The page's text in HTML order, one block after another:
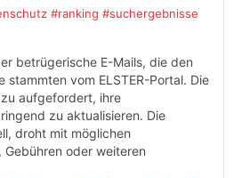
#ranking #suchergebnisse
betrügerische E-Mails, die den
stammten vom ELSTER-Portal. Die
aufgefordert, ihre
zu aktualisieren. Die
droht mit möglichen
oder weiteren